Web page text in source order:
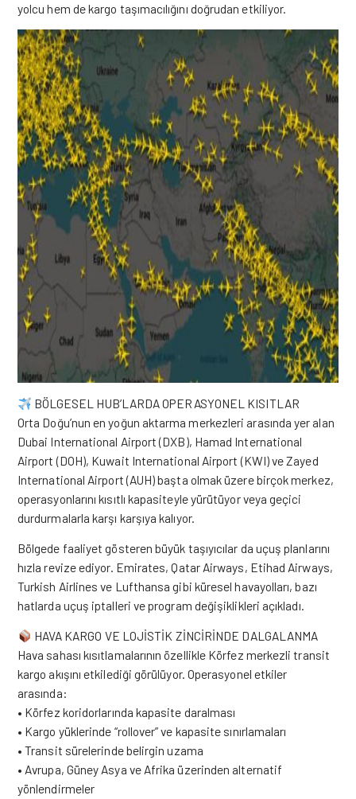
yolcu hem de kargo taşımacılığını doğrudan etkiliyor.
BÖLGESEL HUB’LARDA OPERASYONEL KISITLAR
Orta Doğu’nun en yoğun aktarma merkezleri arasında yer alan
Dubai International Airport (DXB), Hamad International
Airport (DOH), Kuwait International Airport (KWI) ve Zayed
International Airport (AUH) başta olmak üzere birçok merkez,
operasyonlarını kısıtlı kapasiteyle yürütüyor veya geçici
durdurmalarla karşı karşıya kalıyor.
Bölgede faaliyet gösteren büyük taşıyıcılar da uçuş planlarını
hızla revize ediyor. Emirates, Qatar Airways, Etihad Airways,
Turkish Airlines ve Lufthansa gibi küresel havayolları, bazı
hatlarda uçuş iptalleri ve program değişiklikleri açıkladı.
HAVA KARGO VE LOJİSTİK ZİNCİRİNDE DALGALANMA
Hava sahası kısıtlamalarının özellikle Körfez merkezli transit
kargo akışını etkilediği görülüyor. Operasyonel etkiler
arasında:
• Körfez koridorlarında kapasite daralması
• Kargo yüklerinde “rollover” ve kapasite sınırlamaları
• Transit sürelerinde belirgin uzama
• Avrupa, Güney Asya ve Afrika üzerinden alternatif
yönlendirmeler